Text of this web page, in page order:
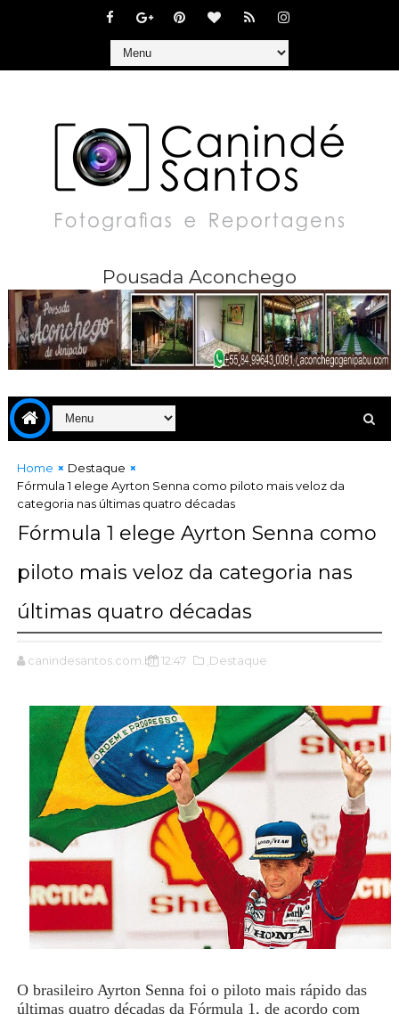
Pousada Aconchego
Home
Destaque
Fórmula 1 elege Ayrton Senna como piloto mais veloz da
categoria nas últimas quatro décadas
Fórmula 1 elege Ayrton Senna como
piloto mais veloz da categoria nas
últimas quatro décadas
canindesantos.com.br 12:47 ,Destaque
O brasileiro Ayrton Senna foi o piloto mais rápido das
últimas quatro décadas da Fórmula 1, de acordo com